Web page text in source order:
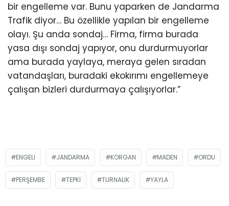
bir engelleme var. Bunu yaparken de Jandarma
Trafik diyor… Bu özellikle yapılan bir engelleme
olayı. Şu anda sondaj… Firma, firma burada
yasa dışı sondaj yapıyor, onu durdurmuyorlar
ama burada yaylaya, meraya gelen sıradan
vatandaşları, buradaki ekokırımı engellemeye
çalışan bizleri durdurmaya çalışıyorlar.”
ENGELI JANDARMA KORGAN MADEN ORDU
PERŞEMBE TEPKİ TURNALIK YAYLA